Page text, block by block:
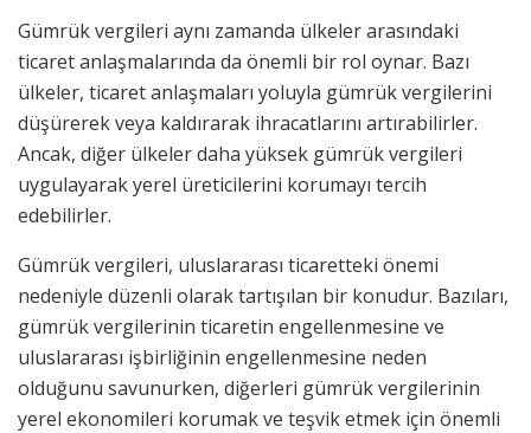
Gümrük vergileri aynı zamanda ülkeler arasındaki
ticaret anlaşmalarında da önemli bir rol oynar. Bazı
ülkeler, ticaret anlaşmaları yoluyla gümrük vergilerini
düşürerek veya kaldırarak ihracatlarını artırabilirler.
Ancak, diğer ülkeler daha yüksek gümrük vergileri
uygulayarak yerel üreticilerini korumayı tercih
edebilirler.
Gümrük vergileri, uluslararası ticaretteki önemi
nedeniyle düzenli olarak tartışılan bir konudur. Bazıları,
gümrük vergilerinin ticaretin engellenmesine ve
uluslararası işbirliğinin engellenmesine neden
olduğunu savunurken, diğerleri gümrük vergilerinin
yerel ekonomileri korumak ve teşvik etmek için önemli